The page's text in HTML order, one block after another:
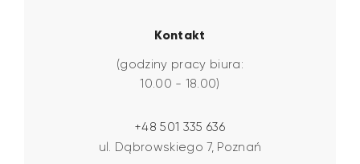
Kontakt
(godziny pracy biura:
10.00 - 18.00)
ul. Dąbrowskiego 7, Poznań
+48 501 335 636